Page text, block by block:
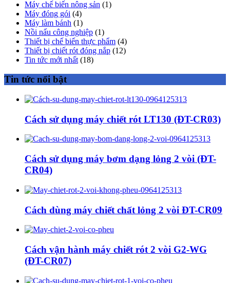
Máy chế biến nông sản (1)
Máy đóng gói (4)
Máy làm bánh (1)
Nồi nấu công nghiệp (1)
Thiết bị chế biến thực phẩm (4)
Thiết bị chiết rót đóng nắp (12)
Tin tức mới nhất (18)
Tin tức nổi bật
Cách sử dụng máy chiết rót LT130 (ĐT-CR03)
Cách sử dụng máy bơm dạng lỏng 2 vòi (ĐT-
CR04)
Cách dùng máy chiết chất lỏng 2 vòi ĐT-CR09
Cách vận hành máy chiết rót 2 vòi G2-WG
(ĐT-CR07)